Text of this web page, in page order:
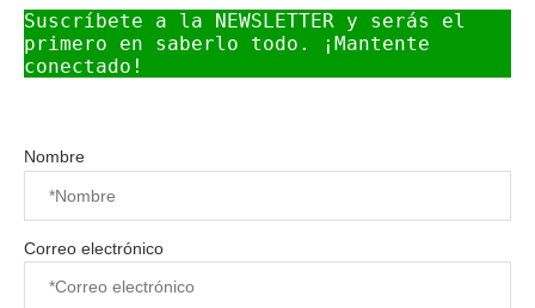
Suscríbete a la NEWSLETTER y serás el
primero en saberlo todo. ¡Mantente
conectado!
Nombre
Correo electrónico